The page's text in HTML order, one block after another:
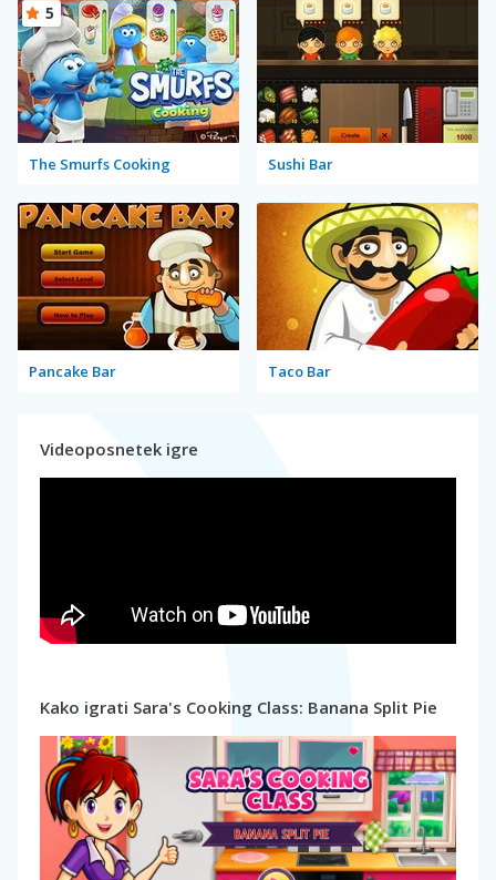
The Smurfs Cooking
5
Sushi Bar
Pancake Bar Taco Bar
Videoposnetek igre
Kako igrati Sara's Cooking Class: Banana Split Pie